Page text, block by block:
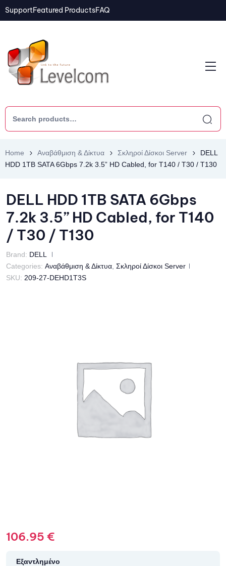
SupportFeatured ProductsFAQ
Home Αναβάθμιση & Δίκτυα Σκληροί Δίσκοι Server
DELL
HDD 1TB SATA 6Gbps 7.2k 3.5” HD Cabled, for T140 / T30 / T130
DELL HDD 1TB SATA 6Gbps
7.2k 3.5” HD Cabled, for T140
/ T30 / T130
Brand: DELL
Categories: Αναβάθμιση & Δίκτυα Σκληροί Δίσκοι Server
SKU: 209-27-DEHD1T3S
106.95 €
Εξαντλημένο